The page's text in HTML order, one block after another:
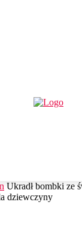
Ukradł bombki ze
dziewczyny